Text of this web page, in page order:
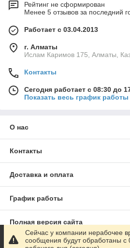
Рейтинг не сформирован
Менее 5 отзывов за последний
Работает с 03.04.2013
г. Алматы
Ислам Каримов 175, Алматы,
Контакты
Сегодня работает с 08:30 до
Показать весь график работы
О нас
Контакты
Доставка и оплата
График работы
Полная версия сайта
Сайт создан на маркетплейсе
Сейчас у компании нерабочее
сообщения будут обработаны с